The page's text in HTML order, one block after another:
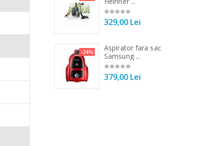
329,00 Lei
-24%
Aspirator fara sac
Samsung ...
379,00 Lei